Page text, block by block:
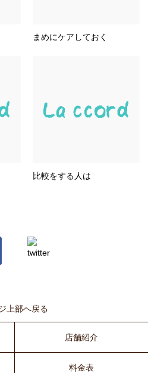
まめにケアしておく
比較をする人は
上部へ戻る
店舗紹介
料金表